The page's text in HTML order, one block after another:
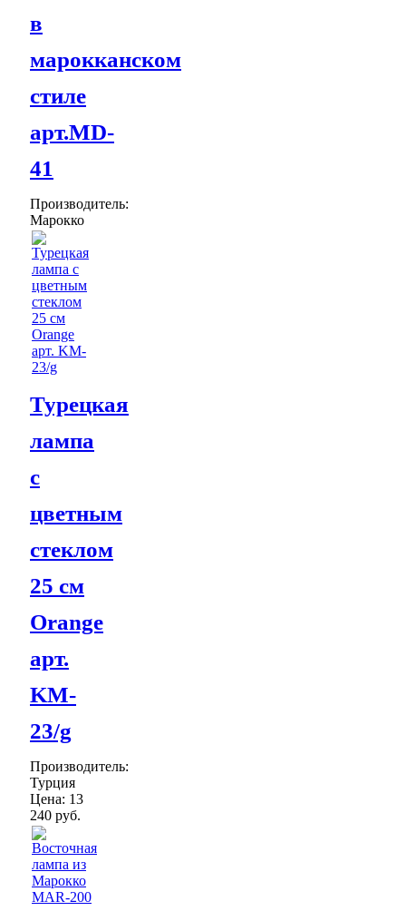
в
марокканском
стиле
арт.MD-
41
Производитель:
Марокко
Турецкая
лампа
с
цветным
стеклом
25 см
Orange
арт.
KM-
23/g
Производитель:
Турция
Цена: 13
240 руб.